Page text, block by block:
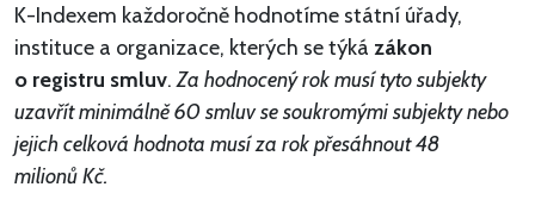
K-Indexem každoročně hodnotíme státní úřady,
instituce a organizace, kterých se týká zákon
o registru smluv.Za hodnocený rok musí tyto subjekty
uzavřít minimálně 60 smluv se soukromými subjekty nebo
jejich celková hodnota musí za rok přesáhnout 48
milionů Kč.